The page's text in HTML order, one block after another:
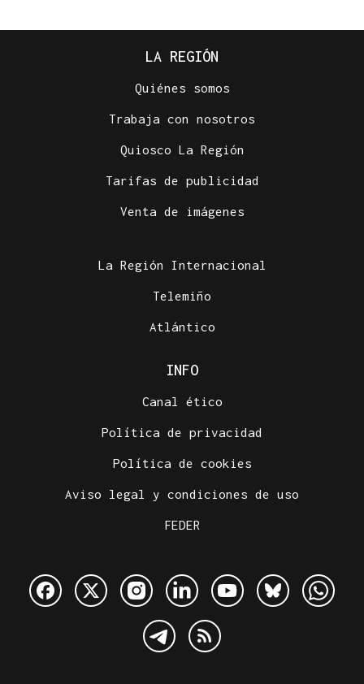
Café Bombay, un punto de encuentro para
momento del día
LA REGIÓN
Quiénes somos
Trabaja con nosotros
Quiosco La Región
Tarifas de publicidad
Venta de imágenes
La Región Internacional
Telemiño
Atlántico
INFO
Canal ético
Política de privacidad
Política de cookies
Aviso legal y condiciones de uso
FEDER